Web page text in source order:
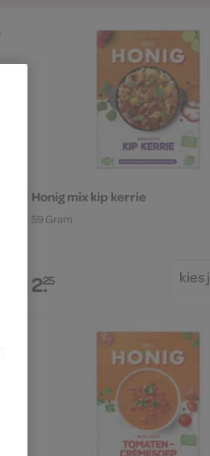
Honig mix kip kerrie
59 Gram
2.25 kies